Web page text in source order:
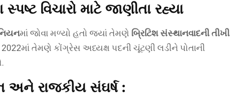
વિચારો માટે જાણીતા રહ્યા
માં જોવા મળ્યો હતો જ્યાં તેમણે બ્રિટિશ સંસ્થાનવાદની તીખી
તેમણે કોંગ્રેસ અધ્યક્ષ પદની ચૂંટણી લડીને પોતાની
અને રાજકીય સંઘર્ષ :